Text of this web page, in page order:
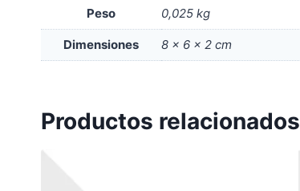
Peso 0,025 kg
Dimensiones 8 × 6 × 2 cm
Productos relacionados